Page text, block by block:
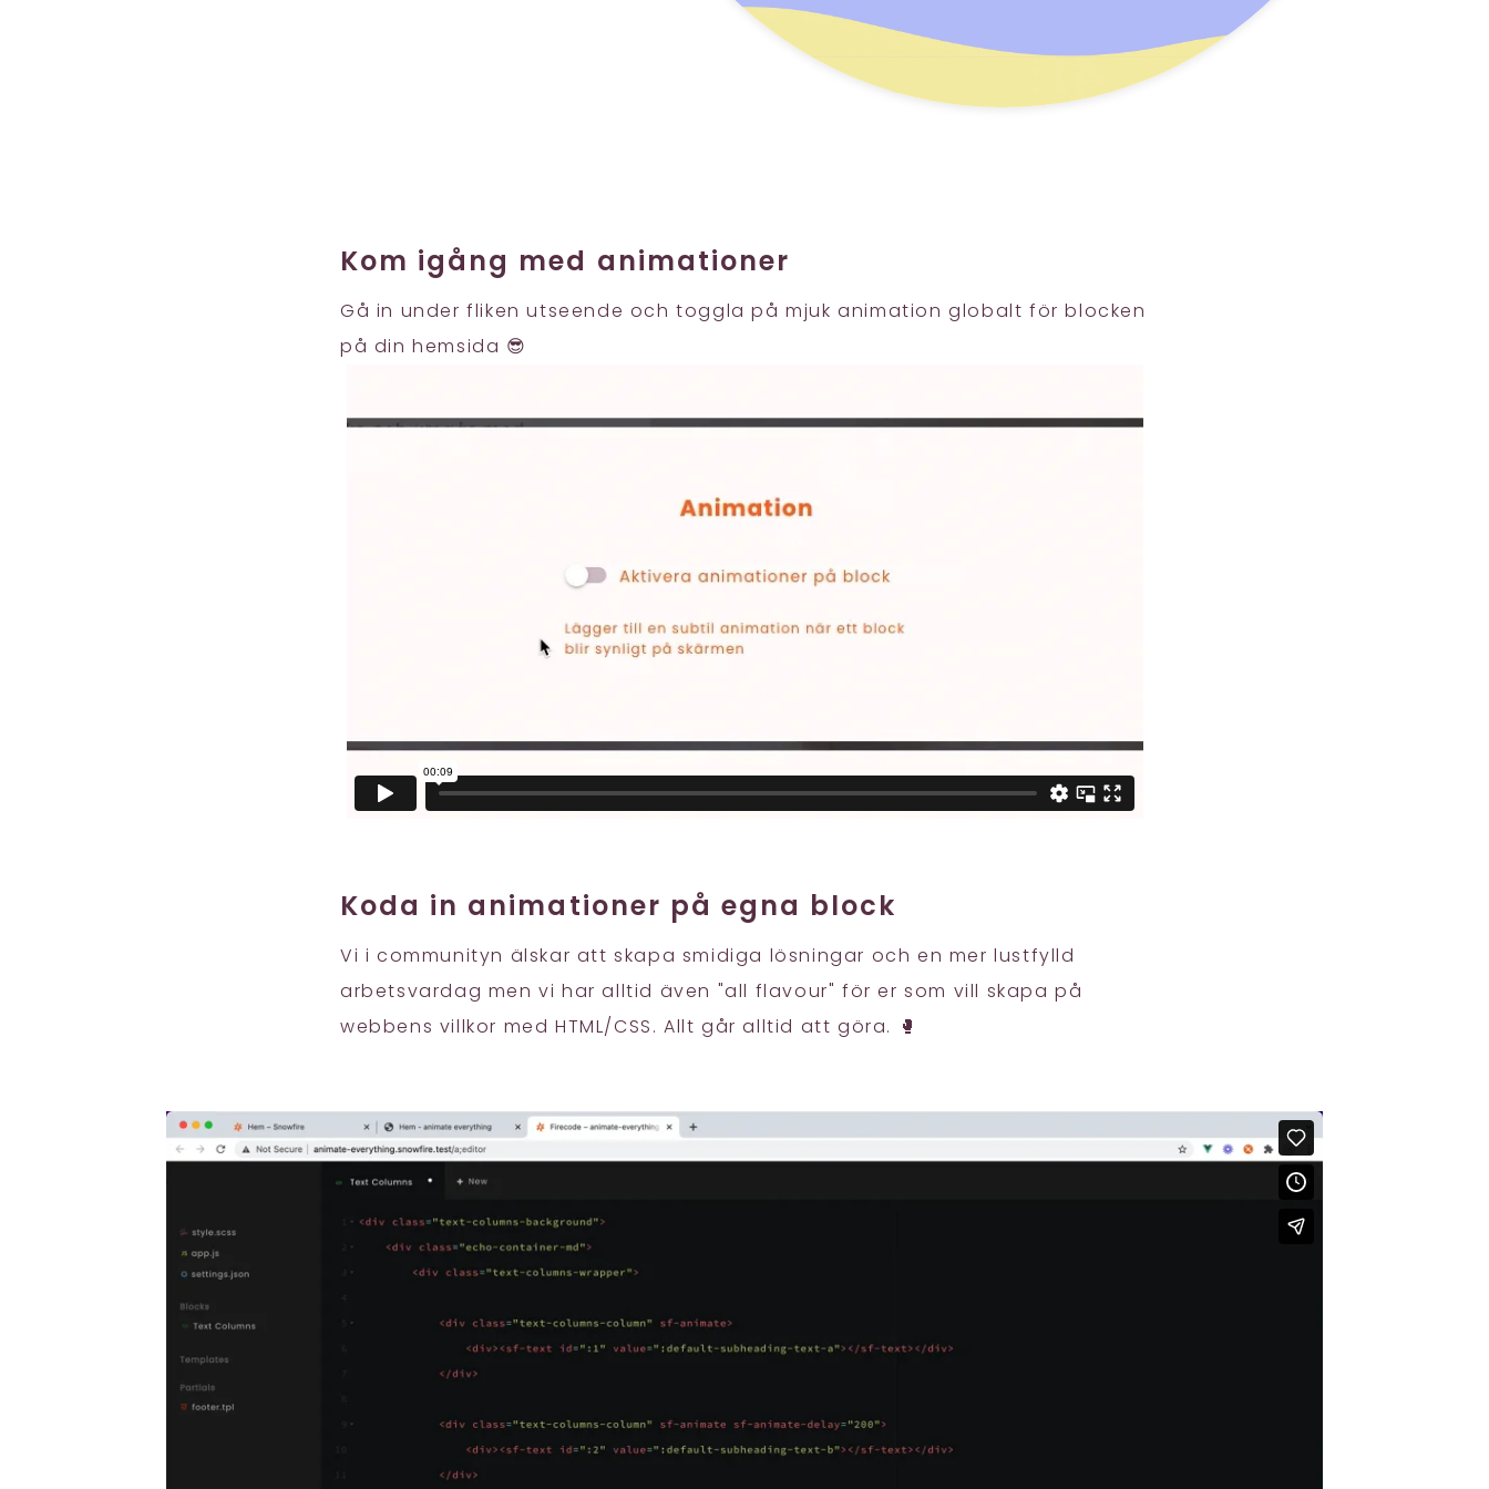
Kom igång med animationer
Gå in under fliken utseende och toggla på mjuk animation globalt för blocken
på din hemsida 😎
Koda in animationer på egna block
Vi i communityn älskar att skapa smidiga lösningar och en mer lustfylld
arbetsvardag men vi har alltid även "all flavour" för er som vill skapa på
webbens villkor med HTML/CSS. Allt går alltid att göra. 🥊